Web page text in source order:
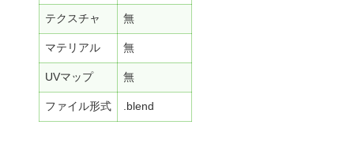
テクスチャ 無
マテリアル 無
UVマップ 無
ファイル形式 .blend